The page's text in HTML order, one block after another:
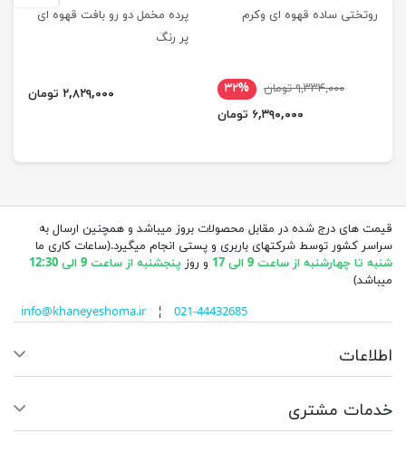
روتختی ساده قهوه ای وکرم
۹,۳۳۴,۰۰۰ تومان
۳۲%
۶,۳۹۰,۰۰۰ تومان
پرده مخمل دو رو بافت قهوه ای
پر رنگ
۲,۸۲۹,۰۰۰ تومان
قیمت های درج شده در مقابل محصولات بروز میباشد و همچنین ارسال به
سراسر کشور توسط شرکتهای باربری و پستی انجام میگیرد.(ساعات کاری ما
شنبه تا چهارشنبه از ساعت 9 الی 17
و روز پنجشنبه از ساعت 9 الی 12:30
میباشد)
info@khaneyeshoma.ir¦ 021-44432685
اطلاعات
خدمات مشتری